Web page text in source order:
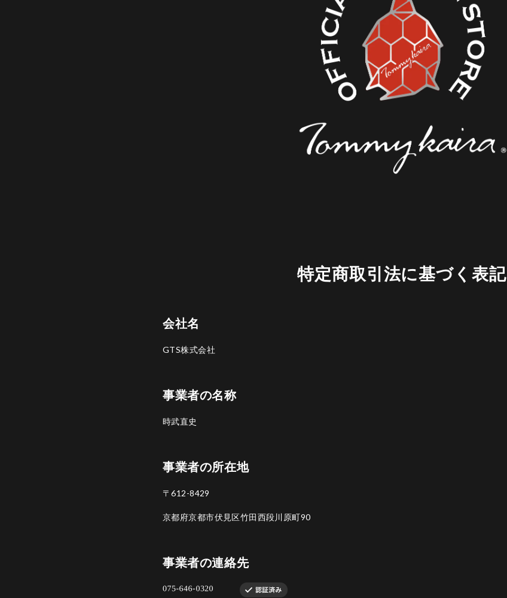
特定商取引法に基づく表記
会社名
GTS株式会社
事業者の名称
時武直史
事業者の所在地
〒612-8429
京都府京都市伏見区竹田西段川原町90
事業者の連絡先